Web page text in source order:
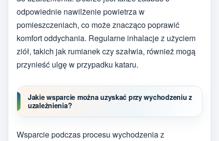
odpowiednie nawilżenie powietrza w
pomieszczeniach, co może znacząco poprawić
komfort oddychania. Regularne inhalacje z użyciem
ziół, takich jak rumianek czy szałwia, również mogą
przynieść ulgę w przypadku kataru.
Jakie wsparcie można uzyskać przy wychodzeniu z
uzależnienia?
Wsparcie podczas procesu wychodzenia z